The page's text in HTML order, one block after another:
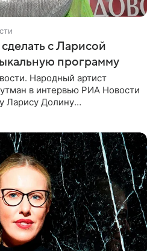
с Ларисой
программу
Народный артист
в интервью РИА Новости
Ларису Долину